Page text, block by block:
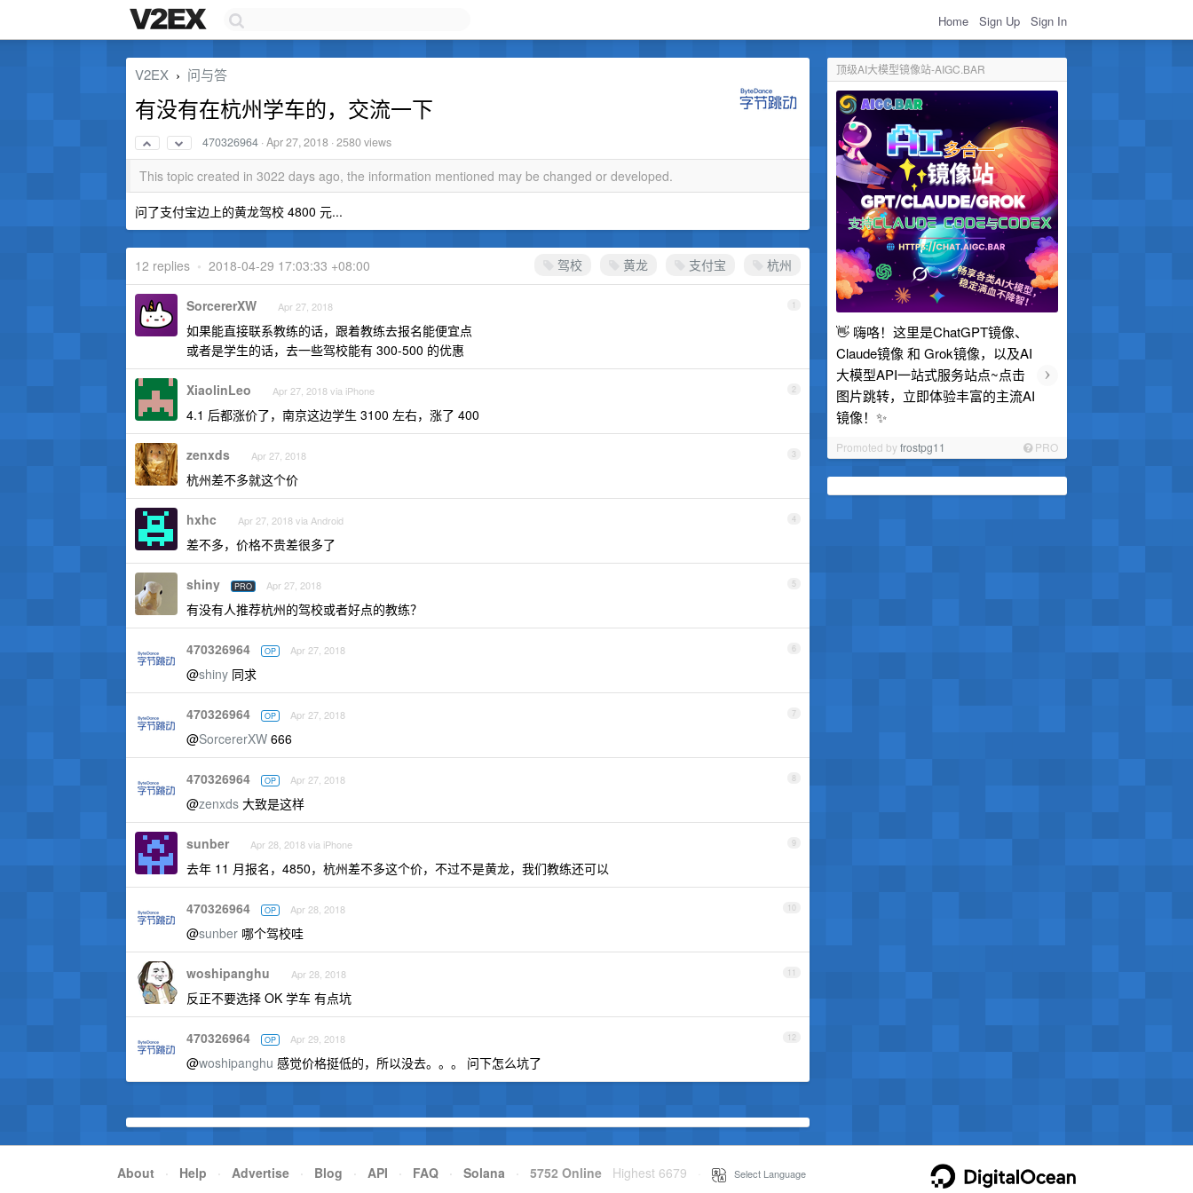
Home Sign Up Sign In
顶级AI大模型镜像站-AIGC.BAR
👋 嗨咯！这里是ChatGPT镜像、
Claude镜像 和 Grok镜像，以及AI
大模型API一站式服务站点~点击
图片跳转，立即体验丰富的主流AI
镜像！✨
›
Promoted byfrostpg11 PRO
V2EX › 问与答
有没有在杭州学车的，交流一下
470326964 ·Apr 27, 2018 · 2580 views
This topic created in 3022 days ago, the information mentioned may be changed or developed.
问了支付宝边上的黄龙驾校 4800 元...
驾校 黄龙 支付宝 杭州
12 replies • 2018-04-29 17:03:33 +08:00
1
SorcererXW Apr 27, 2018
如果能直接联系教练的话，跟着教练去报名能便宜点
或者是学生的话，去一些驾校能有 300-500 的优惠
2
XiaolinLeo Apr 27, 2018 via iPhone
4.1 后都涨价了，南京这边学生 3100 左右，涨了 400
3
zenxds Apr 27, 2018
杭州差不多就这个价
4
hxhc Apr 27, 2018 via Android
差不多，价格不贵差很多了
5
shiny PRO Apr 27, 2018
有没有人推荐杭州的驾校或者好点的教练？
6
470326964 OP Apr 27, 2018
@shiny 同求
7
470326964 OP Apr 27, 2018
@SorcererXW 666
8
470326964 OP Apr 27, 2018
@zenxds 大致是这样
9
sunber Apr 28, 2018 via iPhone
去年 11 月报名，4850，杭州差不多这个价，不过不是黄龙，我们教练还可以
10
470326964 OP Apr 28, 2018
@sunber 哪个驾校哇
11
woshipanghu Apr 28, 2018
反正不要选择 OK 学车 有点坑
12
470326964 OP Apr 29, 2018
@woshipanghu 感觉价格挺低的，所以没去。。。 问下怎么坑了
About · Help · Advertise · Blog · API · FAQ · Solana · 5752 Online Highest 6679 Select Language